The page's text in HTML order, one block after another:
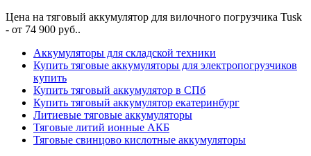
Цена на тяговый аккумулятор для вилочного погрузчика Tusk
- от 74 900 руб..
Аккумуляторы для складской техники
Купить тяговые аккумуляторы для электропогрузчиков
купить
Купить тяговый аккумулятор в СПб
Купить тяговый аккумулятор екатеринбург
Литиевые тяговые аккумуляторы
Тяговые литий ионные АКБ
Тяговые свинцово кислотные аккумуляторы